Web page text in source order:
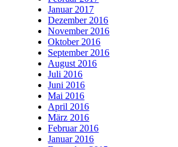
Januar 2017
Dezember 2016
November 2016
Oktober 2016
September 2016
August 2016
Juli 2016
Juni 2016
Mai 2016
April 2016
März 2016
Februar 2016
Januar 2016